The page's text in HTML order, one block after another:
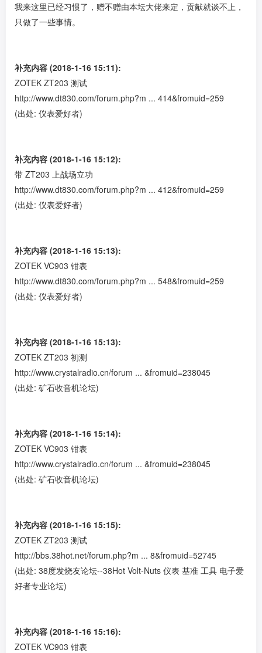
我来这里已经习惯了，赠不赠由本坛大佬来定，贡献就谈不上，
只做了一些事情。
补充内容 (2018-1-16 15:11):
ZOTEK ZT203 测试
http://www.dt830.com/forum.php?m ... 414&fromuid=259
(出处: 仪表爱好者)
补充内容 (2018-1-16 15:12):
带 ZT203 上战场立功
http://www.dt830.com/forum.php?m ... 412&fromuid=259
(出处: 仪表爱好者)
补充内容 (2018-1-16 15:13):
ZOTEK VC903 钳表
http://www.dt830.com/forum.php?m ... 548&fromuid=259
(出处: 仪表爱好者)
补充内容 (2018-1-16 15:13):
ZOTEK ZT203 初测
http://www.crystalradio.cn/forum ... &fromuid=238045
(出处: 矿石收音机论坛)
补充内容 (2018-1-16 15:14):
ZOTEK VC903 钳表
http://www.crystalradio.cn/forum ... &fromuid=238045
(出处: 矿石收音机论坛)
补充内容 (2018-1-16 15:15):
ZOTEK ZT203 测试
http://bbs.38hot.net/forum.php?m ... 8&fromuid=52745
(出处: 38度发烧友论坛--38Hot Volt-Nuts 仪表 基准 工具 电子爱
好者专业论坛)
补充内容 (2018-1-16 15:16):
ZOTEK VC903 钳表